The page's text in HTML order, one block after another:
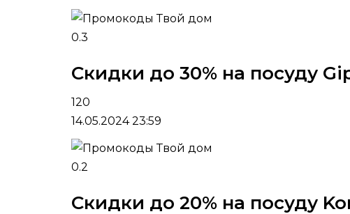
0.3
Скидки до 30% на посуду
120
14.05.2024 23:59
0.2
Скидки до 20% на посуду